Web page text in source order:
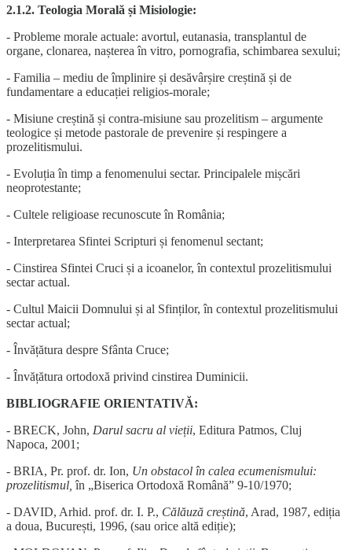
2.1.2. Teologia Morală și Misiologie:
- Probleme morale actuale: avortul, eutanasia, transplantul de
organe, clonarea, nașterea în vitro, pornografia, schimbarea sexului;
- Familia – mediu de împlinire și desăvârșire creștină și de
fundamentare a educației religios-morale;
- Misiune creștină și contra-misiune sau prozelitism – argumente
teologice și metode pastorale de prevenire și respingere a
prozelitismului.
- Evoluția în timp a fenomenului sectar. Principalele mișcări
neoprotestante;
- Cultele religioase recunoscute în România;
- Interpretarea Sfintei Scripturi și fenomenul sectant;
- Cinstirea Sfintei Cruci și a icoanelor, în contextul prozelitismului
sectar actual.
- Cultul Maicii Domnului și al Sfinților, în contextul prozelitismului
sectar actual;
- Învățătura despre Sfânta Cruce;
- Învățătura ortodoxă privind cinstirea Duminicii.
BIBLIOGRAFIE ORIENTATIVĂ:
- BRECK, John, Darul sacru al vieții, Editura Patmos, Cluj
Napoca, 2001;
- BRIA, Pr. prof. dr. Ion, Un obstacol în calea ecumenismului:
prozelitismul,în „Biserica Ortodoxă Română” 9-10/1970;
- DAVID, Arhid. prof. dr. I. P., Călăuză creștină, Arad, 1987, ediția
a doua, București, 1996, (sau orice altă ediție);